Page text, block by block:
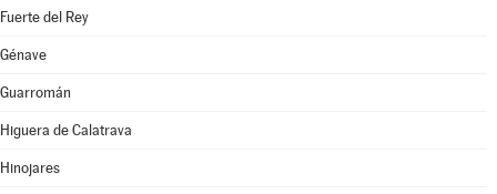
Fuerte del Rey
Génave
Guarromán
Higuera de Calatrava
Hinojares